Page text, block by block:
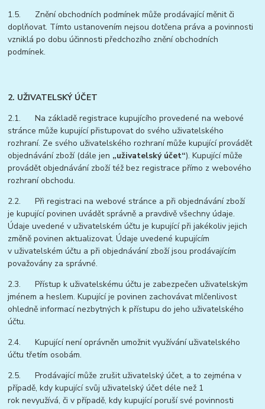
1.5. Znění obchodních podmínek může prodávající měnit či
doplňovat. Tímto ustanovením nejsou dotčena práva a povinnosti
vzniklá po dobu účinnosti předchozího znění obchodních
podmínek.
2. UŽIVATELSKÝ ÚČET
2.1. Na základě registrace kupujícího provedené na webové
stránce může kupující přistupovat do svého uživatelského
rozhraní. Ze svého uživatelského rozhraní může kupující provádět
objednávání zboží (dále jen „uživatelský účet“). Kupující může
provádět objednávání zboží též bez registrace přímo z webového
rozhraní obchodu.
2.2. Při registraci na webové stránce a při objednávání zboží
je kupující povinen uvádět správně a pravdivě všechny údaje.
Údaje uvedené v uživatelském účtu je kupující při jakékoliv jejich
změně povinen aktualizovat. Údaje uvedené kupujícím
v uživatelském účtu a při objednávání zboží jsou prodávajícím
považovány za správné.
2.3. Přístup k uživatelskému účtu je zabezpečen uživatelským
jménem a heslem. Kupující je povinen zachovávat mlčenlivost
ohledně informací nezbytných k přístupu do jeho uživatelského
účtu.
2.4. Kupující není oprávněn umožnit využívání uživatelského
účtu třetím osobám.
2.5. Prodávající může zrušit uživatelský účet, a to zejména v
případě, kdy kupující svůj uživatelský účet déle než 1
rok nevyužívá, či v případě, kdy kupující poruší své povinnosti